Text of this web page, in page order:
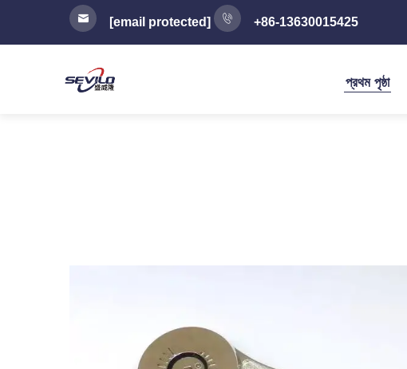
[email protected] +86-13630015425
প্রথম পৃষ্ঠা